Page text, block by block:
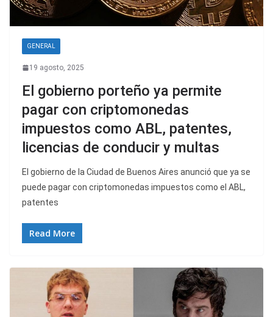
GENERAL
19 agosto, 2025
El gobierno porteño ya permite
pagar con criptomonedas
impuestos como ABL, patentes,
licencias de conducir y multas
El gobierno de la Ciudad de Buenos Aires anunció que ya se
puede pagar con criptomonedas impuestos como el ABL,
patentes
Read More